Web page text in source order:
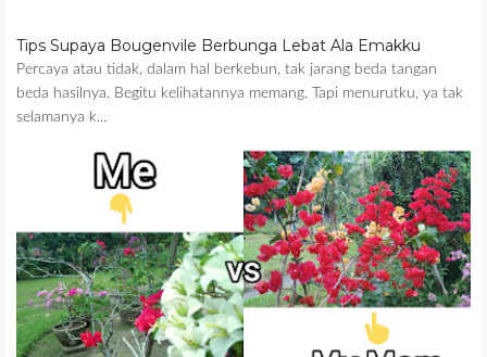
Tips Supaya Bougenvile Berbunga Lebat Ala Emakku
Percaya atau tidak, dalam hal berkebun, tak jarang beda tangan
beda hasilnya. Begitu kelihatannya memang. Tapi menurutku, ya tak
selamanya k...